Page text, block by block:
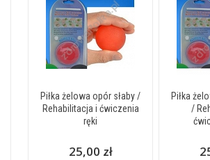
Piłka żelowa opór słaby /
Rehabilitacja i ćwiczenia
ręki
25,00 zł
Piłka
/